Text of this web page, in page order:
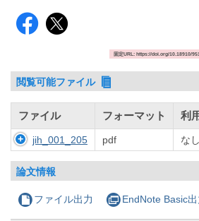
固定URL: https://doi.org/10.18910/
閲覧可能ファイル
ファイル フォーマット 利
jih_001_205 pdf なし
論文情報
ファイル出力 EndNote Basic出